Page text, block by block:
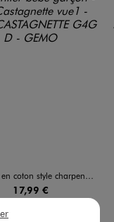
charpentier bébé garçon - LuluCastagnette
17,99 €